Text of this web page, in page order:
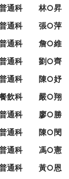
通科
林○昇
通科
張○萍
通科
詹○維
通科
劉○齊
通科
陳○妤
飲科
嚴○翔
通科
廖○勝
通科
陳○閔
通科
馮○憲
通科
黃○恩